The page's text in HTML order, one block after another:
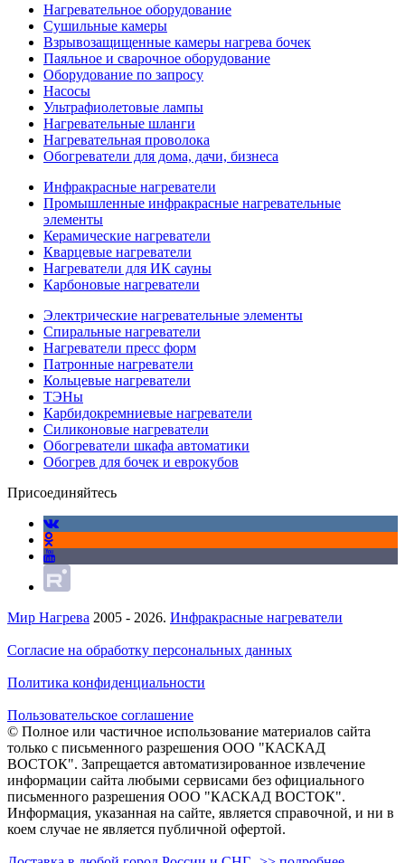
Нагревательное оборудование
Сушильные камеры
Взрывозащищенные камеры нагрева бочек
Паяльное и сварочное оборудование
Оборудование по запросу
Насосы
Ультрафиолетовые лампы
Нагревательные шланги
Нагревательная проволока
Обогреватели для дома, дачи, бизнеса
Инфракрасные нагреватели
Промышленные инфракрасные нагревательные
элементы
Керамические нагреватели
Кварцевые нагреватели
Нагреватели для ИК сауны
Карбоновые нагреватели
Электрические нагревательные элементы
Спиральные нагреватели
Нагреватели пресс форм
Патронные нагреватели
Кольцевые нагреватели
ТЭНы
Карбидокремниевые нагреватели
Силиконовые нагреватели
Обогреватели шкафа автоматики
Обогрев для бочек и еврокубов
Присоединяйтесь
Мир Нагрева 2005 - 2026. Инфракрасные нагреватели
Согласие на обработку персональных данных
Политика конфиденциальности
Пользовательское соглашение
© Полное или частичное использование материалов сайта
только с письменного разрешения ООО "КАСКАД
ВОСТОК". Запрещается автоматизированное извлечение
информации сайта любыми сервисами без официального
письменного разрешения ООО "КАСКАД ВОСТОК".
Информация, указанная на сайте, является справочной, и ни в
коем случае не является публичной офертой.